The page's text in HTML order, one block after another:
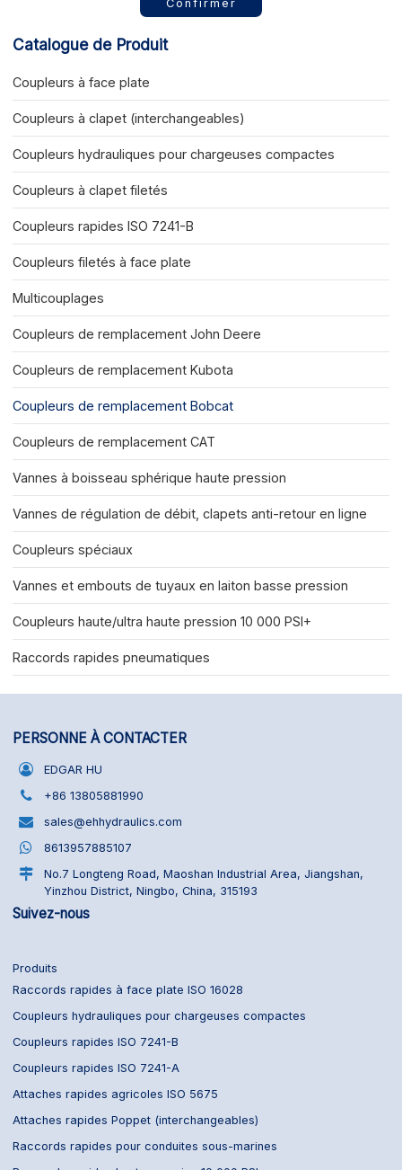
Confirmer
Catalogue de Produit
Coupleurs à face plate
Coupleurs à clapet (interchangeables)
Coupleurs hydrauliques pour chargeuses compactes
Coupleurs à clapet filetés
Coupleurs rapides ISO 7241-B
Coupleurs filetés à face plate
Multicouplages
Coupleurs de remplacement John Deere
Coupleurs de remplacement Kubota
Coupleurs de remplacement Bobcat
Coupleurs de remplacement CAT
Vannes à boisseau sphérique haute pression
Vannes de régulation de débit, clapets anti-retour en ligne
Coupleurs spéciaux
Vannes et embouts de tuyaux en laiton basse pression
Coupleurs haute/ultra haute pression 10 000 PSI+
Raccords rapides pneumatiques
PERSONNE À CONTACTER
EDGAR HU
+86 13805881990
sales@ehhydraulics.com
8613957885107
No.7 Longteng Road, Maoshan Industrial Area, Jiangshan,
Yinzhou District, Ningbo, China, 315193
Suivez-nous
Produits
Raccords rapides à face plate ISO 16028
Coupleurs hydrauliques pour chargeuses compactes
Coupleurs rapides ISO 7241-B
Coupleurs rapides ISO 7241-A
Attaches rapides agricoles ISO 5675
Attaches rapides Poppet (interchangeables)
Raccords rapides pour conduites sous-marines